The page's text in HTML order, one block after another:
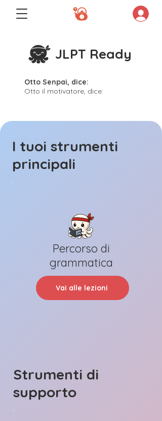
JLPT Ready
Otto Senpai, dice:
Otto il motivatore, dice:
I tuoi strumenti
principali
Percorso di
grammatica
Vai alle lezioni
Strumenti di
supporto